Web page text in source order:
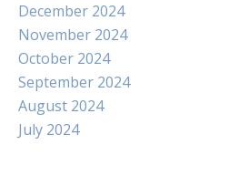
December 2024
November 2024
October 2024
September 2024
August 2024
July 2024